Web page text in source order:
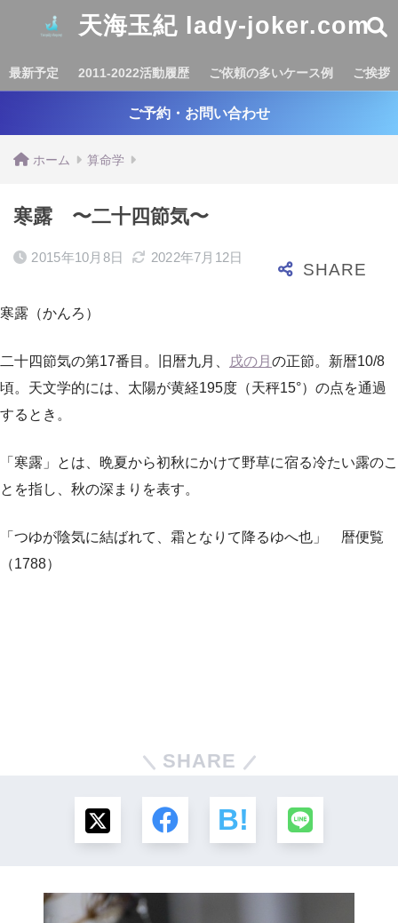
天海玉紀 lady-joker.com
最新予定 2011-2022活動履歴 ご依頼の多いケース例 ご挨拶
ご予約・お問い合わせ
ホーム 算命学
寒露 〜二十四節気〜
2015年10月8日 2022年7月12日
寒露（かんろ）
二十四節気の第17番目。旧暦九月、 戌の月 の正節。新暦10/8
頃。天文学的には、太陽が黄経195度（天秤15°）の点を通過
するとき。
「寒露」とは、晩夏から初秋にかけて野草に宿る冷たい露のこ
とを指し、秋の深まりを表す。
「つゆが陰気に結ばれて、霜となりて降るゆへ也」 暦便覧
（1788）
SHARE